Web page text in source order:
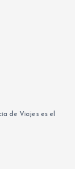
de Viajes es el